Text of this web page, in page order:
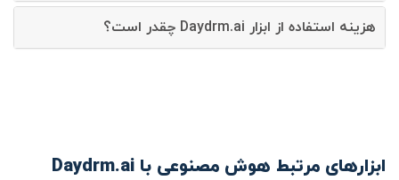
هزینه استفاده از ابزار Daydrm.ai چقدر است؟
ابزارهای مرتبط هوش مصنوعی با Daydrm.ai